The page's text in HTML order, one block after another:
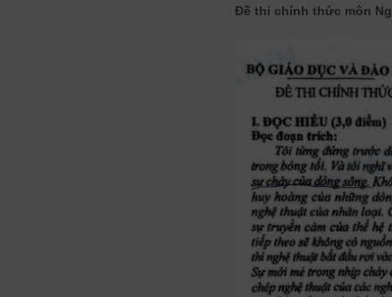
Đề thi chính thức môn